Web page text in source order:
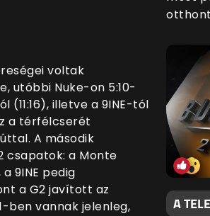
voltak
utóbbi Nuke-on 5:10-
illetve a 9INE-tól
a térfélcserét
A második
a Monte
9INE pedig
a G2 javított az
ben vannak jelenleg,
A